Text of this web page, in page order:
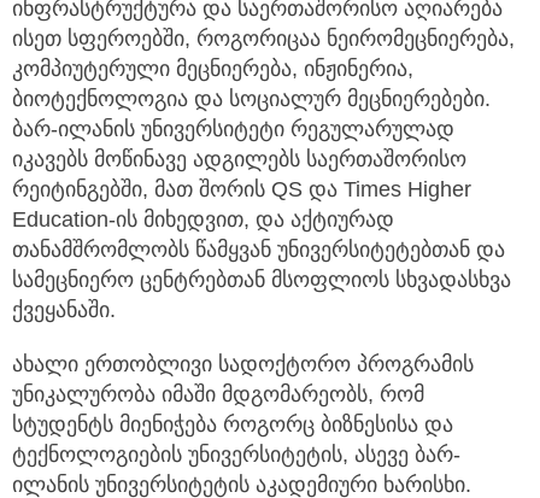
ინფრასტრუქტურა და საერთაშორისო აღიარება
ისეთ სფეროებში, როგორიცაა ნეირომეცნიერება,
კომპიუტერული მეცნიერება, ინჟინერია,
ბიოტექნოლოგია და სოციალურ მეცნიერებები.
ბარ-ილანის უნივერსიტეტი რეგულარულად
იკავებს მოწინავე ადგილებს საერთაშორისო
რეიტინგებში, მათ შორის QS და Times Higher
Education-ის მიხედვით, და აქტიურად
თანამშრომლობს წამყვან უნივერსიტეტებთან და
სამეცნიერო ცენტრებთან მსოფლიოს სხვადასხვა
ქვეყანაში.
ახალი ერთობლივი სადოქტორო პროგრამის
უნიკალურობა იმაში მდგომარეობს, რომ
სტუდენტს მიენიჭება როგორც ბიზნესისა და
ტექნოლოგიების უნივერსიტეტის, ასევე ბარ-
ილანის უნივერსიტეტის აკადემიური ხარისხი.